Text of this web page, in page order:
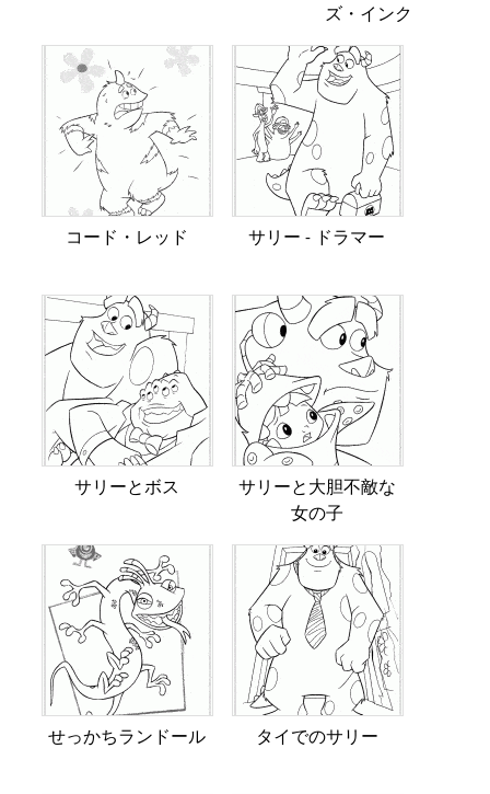
ズ・インク
コー​​ド・レッド サリー - ドラマー
サリーとボス
サリーと大胆不敵な
女の子
せっかちランドール タイでのサリー